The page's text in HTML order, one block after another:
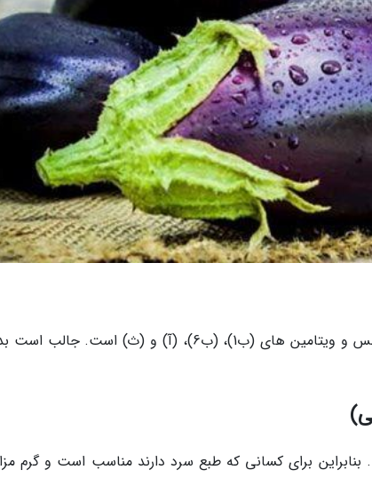
بادمجان منبع خوبی برای فیبر غذایی، پتاسیم، منگنز، مس و ویتامین های (ب1)، (ب6)، (آ) و (ث) است.
برای کسانی که طبع سرد دارند مناسب است و گرم